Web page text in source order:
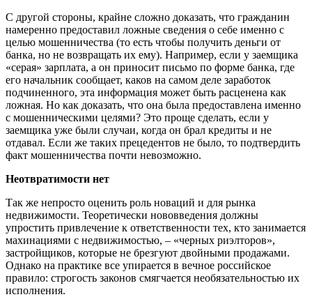
С другой стороны, крайне сложно доказать, что гражданин
намеренно предоставил ложные сведения о себе именно с
целью мошенничества (то есть чтобы получить деньги от
банка, но не возвращать их ему). Например, если у заемщика
«серая» зарплата, а он приносит письмо по форме банка, где
его начальник сообщает, каков на самом деле заработок
подчиненного, эта информация может быть расценена как
ложная. Но как доказать, что она была предоставлена именно
с мошенническими целями? Это проще сделать, если у
заемщика уже были случаи, когда он брал кредиты и не
отдавал. Если же таких прецедентов не было, то подтвердить
факт мошенничества почти невозможно.
Неотвратимости нет
Так же непросто оценить роль новаций и для рынка
недвижимости. Теоретически нововведения должны
упростить привлечение к ответственности тех, кто занимается
махинациями с недвижимостью, – «черных риэлторов»,
застройщиков, которые не брезгуют двойными продажами.
Однако на практике все упирается в вечное российское
правило: строгость законов смягчается необязательностью их
исполнения.